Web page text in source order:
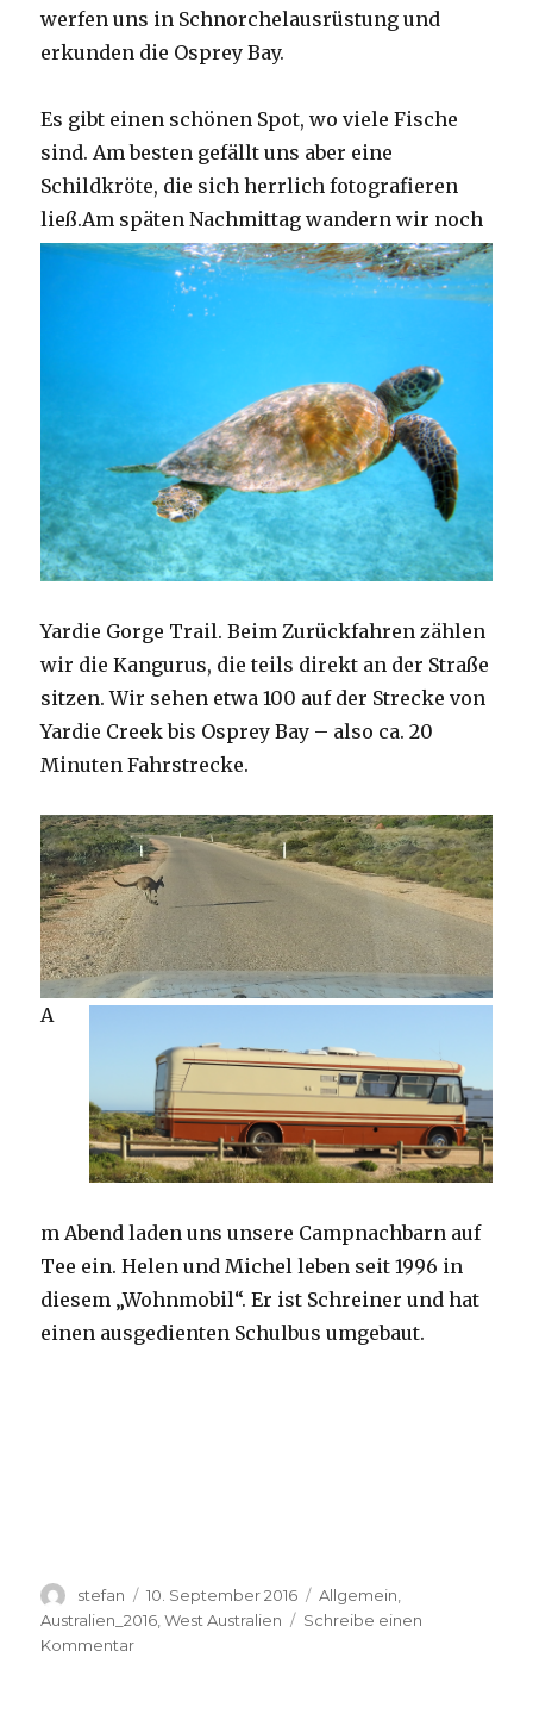
werfen uns in Schnorchelausrüstung und
erkunden die Osprey Bay.
Es gibt einen schönen Spot, wo viele Fische
sind. Am besten gefällt uns aber eine
Schildkröte, die sich herrlich fotografieren
ließ.Am späten Nachmittag wandern wir noch
Yardie Gorge Trail. Beim Zurückfahren zählen
wir die Kangurus, die teils direkt an der Straße
sitzen. Wir sehen etwa 100 auf der Strecke von
Yardie Creek bis Osprey Bay – also ca. 20
Minuten Fahrstrecke.
A
m Abend laden uns unsere Campnachbarn auf
Tee ein. Helen und Michel leben seit 1996 in
diesem „Wohnmobil“. Er ist Schreiner und hat
einen ausgedienten Schulbus umgebaut.
Autor
stefan
Veröffentlicht
am
10. September 2016 Kategorien
Allgemein
Australien_2016 ,West Australien
Schreibe einen
Kommentarzu